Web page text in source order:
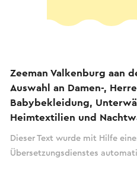
Zeeman Valkenburg aan
Auswahl an Damen-,
Babybekleidung,
Heimtextilien und
Dieser Text wurde mit Hilfe
Übersetzungsdienstes